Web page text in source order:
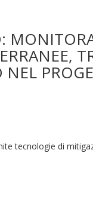
tecnologie di